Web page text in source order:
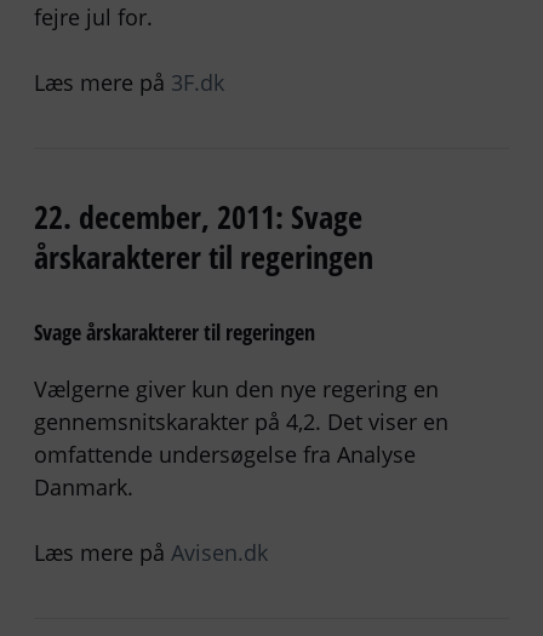
fejre jul for.
Læs mere på 3F.dk
22. december, 2011: Svage
årskarakterer til regeringen
Svage årskarakterer til regeringen
Vælgerne giver kun den nye regering en
gennemsnitskarakter på 4,2. Det viser en
omfattende undersøgelse fra Analyse
Danmark.
Læs mere på Avisen.dk